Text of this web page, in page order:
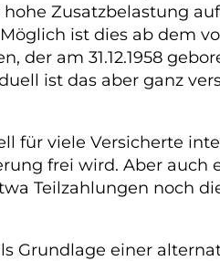
Zusatzbelastung
ist dies ab dem
der am 31.12.1958
ist das aber ganz
für viele Versicherte
frei wird. Aber
Teilzahlungen noch
Grundlage einer